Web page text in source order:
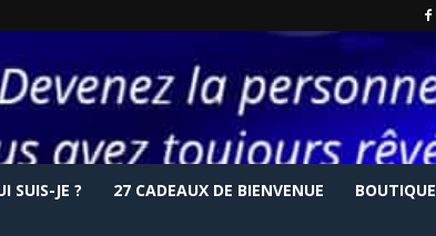
SUIS-JE ? 27 CADEAUX DE BIENVENUE BOUTIQUE